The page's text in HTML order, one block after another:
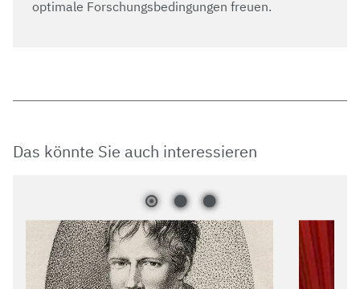
optimale Forschungsbedingungen freuen.
Das könnte Sie auch interessieren